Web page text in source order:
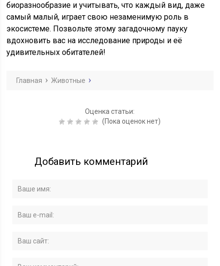
биоразнообразие и учитывать, что каждый вид, даже
самый малый, играет свою незаменимую роль в
экосистеме. Позвольте этому загадочному пауку
вдохновить вас на исследование природы и её
удивительных обитателей!
Главная Животные
Оценка статьи:
(Пока оценок нет)
Добавить комментарий